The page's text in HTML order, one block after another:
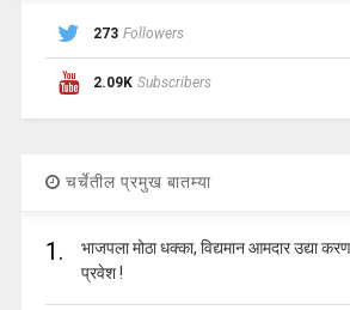
273 Followers
2.09K Subscribers
चर्चेतील प्रमुख बातम्या
1.
भाजपला मोठा धक्का, विद्यमान आमदार उद्या
प्रवेश !